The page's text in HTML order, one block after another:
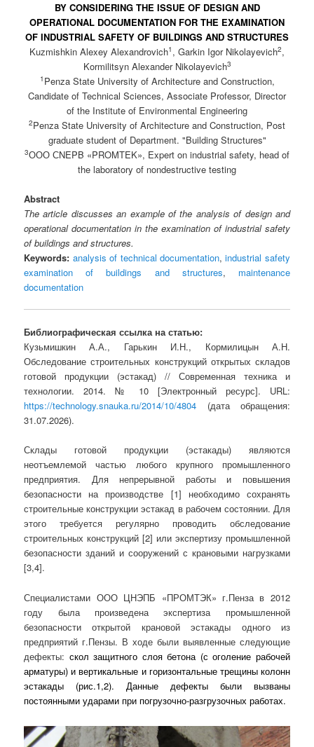
BY CONSIDERING THE ISSUE OF DESIGN AND
OPERATIONAL DOCUMENTATION FOR THE EXAMINATION
OF INDUSTRIAL SAFETY OF BUILDINGS AND STRUCTURES
Kuzmishkin Alexey Alexandrovich1 , Garkin Igor Nikolayevich2,
Kormilitsyn Alexander Nikolayevich3
1 Penza State University of Architecture and Construction,
Candidate of Technical Sciences, Associate Professor, Director
of the Institute of Environmental Engineering
2Penza State University of Architecture and Construction, Post
graduate student of Department. "Building Structures"
3ООО СNEPB «PROMTEK», Expert on industrial safety, head of
the laboratory of nondestructive testing
Abstract
The article discusses an example of the analysis of design and
operational documentation in the examination of industrial safety
of buildings and structures.
Keywords: analysis of technical documentation,industrial safety
examination of buildings and structures, maintenance
documentation
Библиографическая ссылка на статью:
Кузьмишкин А.А., Гарькин И.Н., Кормилицын А.Н.
Обследование строительных конструкций открытых складов
готовой продукции (эстакад) // Современная техника и
технологии. 2014. № 10 [Электронный ресурс]. URL:
https://technology.snauka.ru/2014/10/4804 (дата обращения:
31.07.2026).
Склады готовой продукции (эстакады) являются
неотъемлемой частью любого крупного промышленного
предприятия. Для непрерывной работы и повышения
безопасности на производстве [1] необходимо сохранять
строительные конструкции эстакад в рабочем состоянии. Для
этого требуется регулярно проводить обследование
строительных конструкций [2] или экспертизу промышленной
безопасности зданий и сооружений с крановыми нагрузками
[3,4].
Специалистами ООО ЦНЭПБ «ПРОМТЭК» г.Пенза в 2012
году была произведена экспертиза промышленной
безопасности открытой крановой эстакады одного из
предприятий г.Пензы. В ходе были выявленные следующие
дефекты: скол защитного слоя бетона (с оголение рабочей
арматуры) и вертикальные и горизонтальные трещины колонн
эстакады (рис.1,2). Данные дефекты были вызваны
постоянными ударами при погрузочно-разгрузочных работах.